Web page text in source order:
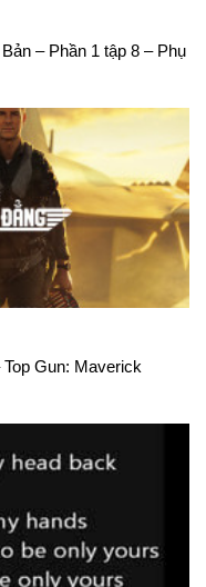
– Phần 1 tập 8 – Phụ
Gun: Maverick